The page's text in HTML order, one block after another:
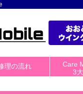
理の流れ
Care
3